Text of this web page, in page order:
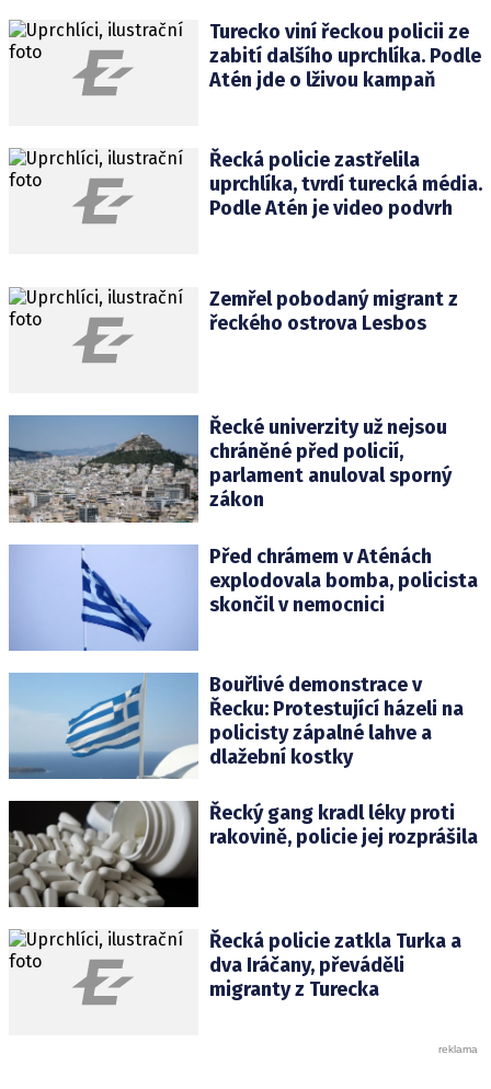
Turecko viní řeckou policii ze
zabití dalšího uprchlíka. Podle
Atén jde o lživou kampaň
Řecká policie zastřelila
uprchlíka, tvrdí turecká média.
Podle Atén je video podvrh
Zemřel pobodaný migrant z
řeckého ostrova Lesbos
Řecké univerzity už nejsou
chráněné před policií,
parlament anuloval sporný
zákon
Před chrámem v Aténách
explodovala bomba, policista
skončil v nemocnici
Bouřlivé demonstrace v
Řecku: Protestující házeli na
policisty zápalné lahve a
dlažební kostky
Řecký gang kradl léky proti
rakovině, policie jej rozprášila
Řecká policie zatkla Turka a
dva Iráčany, převáděli
migranty z Turecka